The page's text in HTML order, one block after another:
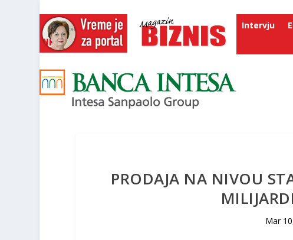
Intervju
PRODAJA NA NIVOU
Mar